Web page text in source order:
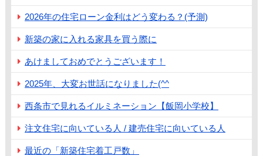
2026年の住宅ローン金利はどう変わる？(予測)
新築の家に入れる家具を買う際に
あけましておめでとうございます！
2025年、大変お世話になりました(^^
西条市で見れるイルミネーション【飯岡小学校】
注文住宅に向いている人 / 建売住宅に向いている人
最近の「新築住宅着工戸数」